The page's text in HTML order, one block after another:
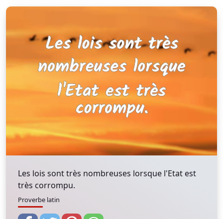
Les lois sont très nombreuses lorsque l'Etat est
très corrompu.
Proverbe latin